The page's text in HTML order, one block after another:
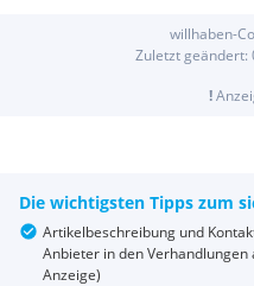
willhaben-
Zuletzt geändert:
!
Die wichtigsten Tipps zum
Artikelbeschreibung und
Anbieter in den
Anzeige)